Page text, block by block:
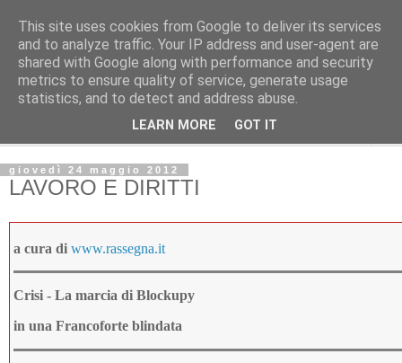
Avvenire dei lavoratori
POLITICA
giovedì 24 maggio 2012
LAVORO E DIRITTI
a cura di www.rassegna.it
Crisi - La marcia di Blockupy
in una Francoforte blindata
This site uses cookies from Google to deliver its services
and to analyze traffic. Your IP address and user-agent are
shared with Google along with performance and security
metrics to ensure quality of service, generate usage
statistics, and to detect and address abuse.
LEARN MORE GOT IT